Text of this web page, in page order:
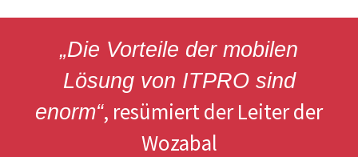
„Die Vorteile der mobilen
Lösung von ITPRO sind
enorm“, resümiert der Leiter der
Wozabal